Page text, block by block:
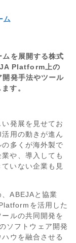
ム
を展開する株式
Platform上の
発手法やツール
す。
発展を見せてお
用の動きが進ん
多くが海外製で
や、導入しても
いない企業も見
ABEJAと協業
を活用した
ルの共同開発を
ソフトウェア開発
ウを融合させる